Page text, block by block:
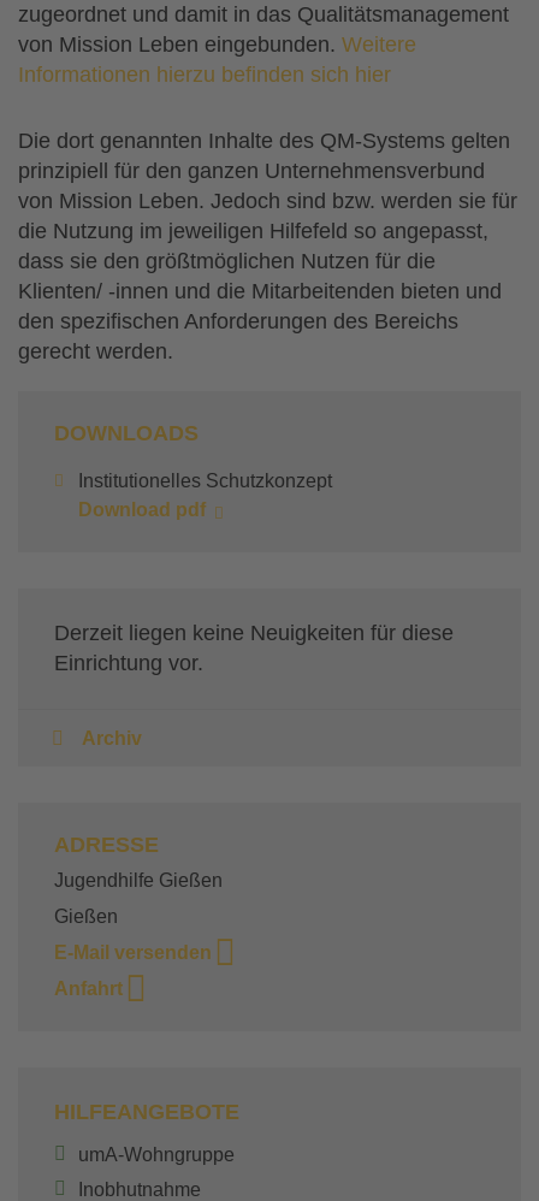
zugeordnet und damit in das Qualitätsmanagement
von Mission Leben eingebunden. Weitere
Informationen hierzu befinden sich hier
Die dort genannten Inhalte des QM-Systems gelten
prinzipiell für den ganzen Unternehmensverbund
von Mission Leben. Jedoch sind bzw. werden sie für
die Nutzung im jeweiligen Hilfefeld so angepasst,
dass sie den größtmöglichen Nutzen für die
Klienten/ -innen und die Mitarbeitenden bieten und
den spezifischen Anforderungen des Bereichs
gerecht werden.
DOWNLOADS
Institutionelles Schutzkonzept
Download pdf
Derzeit liegen keine Neuigkeiten für diese
Einrichtung vor.
Archiv
ADRESSE
Jugendhilfe Gießen
Gießen
E-Mail versenden
Anfahrt
HILFEANGEBOTE
umA-Wohngruppe
Inobhutnahme